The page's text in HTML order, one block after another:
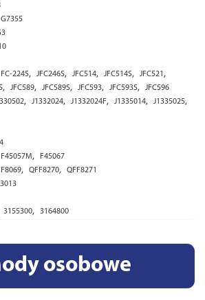
G7355
FC-224S, JFC246S, JFC514, JFC514S, JFC521 ,
, JFC589, JFC589S, JFC593, JFC593S, JFC596
, J1332024, J1332024F, J1335014, J1335025,
F45057M, F45067
, QFF8270, QFF8271
3155300, 3164800
osobowe